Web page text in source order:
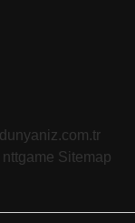
nttgame Sitemap